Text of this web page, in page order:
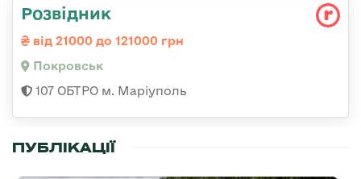
Розвідник
від 21000 до 121000 грн
Покровськ
107 ОБТРО м. Маріуполь
ПУБЛІКАЦІЇ